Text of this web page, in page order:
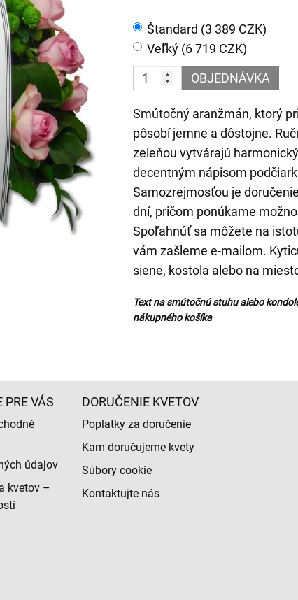
Štandard (3 389 CZK)
Veľký (6 719 CZK)
OBJEDNÁVKA
Smútočný aranžmán, ktorý
pôsobí jemne a dôstojne.
zeleňou vytvárajú
decentným nápisom
Samozrejmosťou je
dní, pričom ponúkame
Spoľahnúť sa môžete na
vám zašleme e-mailom.
siene, kostola alebo na
Text na smútočnú stuhu alebo
nákupného košíka
PRE VÁS
údajov
kvetov –
DORUČENIE KVETOV
Poplatky za doručenie
Kam doručujeme kvety
Súbory cookie
Kontaktujte nás